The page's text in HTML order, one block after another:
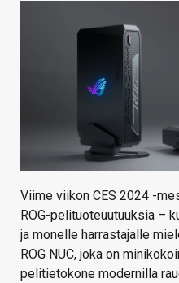
Viime viikon CES 2024 -
ROG-pelituoteuutuuksia –
ja monelle harrastajalle
ROG NUC, joka on
pelitietokone modernilla